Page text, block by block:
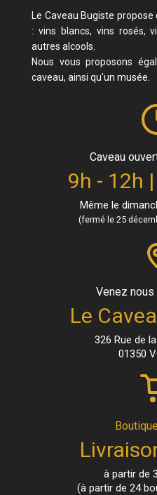
Le Caveau Bugiste
: vins blancs, vins rosés,
autres alcools.
Nous vous proposons
caveau, ainsi qu'un musée.
Caveau
9h - 12h
Même le
(fermé le 25
Venez
Le
326 Rue de
01350
à partir de
(à partir de 24